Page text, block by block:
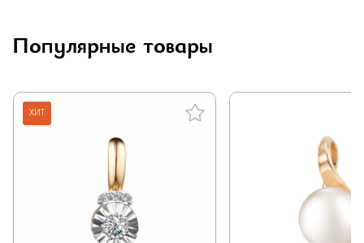
Популярные товары
ХИТ